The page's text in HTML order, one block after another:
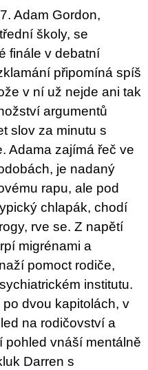
Adam Gordon,
školy, se
finále v debatní
připomíná spíš
v ní už nejde ani tak
argumentů
slov za minutu s
Adama zajímá řeč ve
je nadaný
rapu, ale pod
chlapák, chodí
rve se. Z napětí
migrénami a
pomoct rodiče,
institutu.
dvou kapitolách, v
na rodičovství a
vnáší mentálně
Darren s